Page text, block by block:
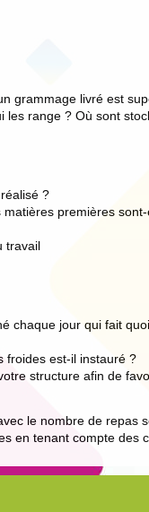
grammage livré est
range ? Où sont
?
premières
travail
chaque jour qui fait
froides est-il instauré ?
structure afin de
le nombre de repas
en tenant compte des